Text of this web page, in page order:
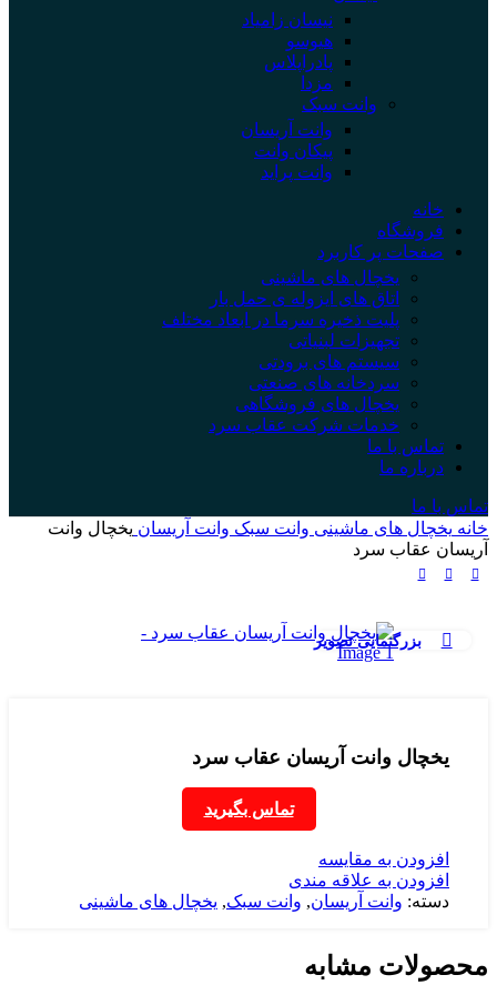
نیسان زامیاد
هیوسو
پادراپلاس
مزدا
وانت سبک
وانت آریسان
پیکان وانت
وانت پراید
خانه
فروشگاه
صفحات پر کاربرد
یخچال های ماشینی
اتاق های ایزوله ی حمل بار
پلیت ذخیره سرما در ابعاد مختلف
تجهیزات لبنیاتی
سیستم های برودتی
سردخانه های صنعتی
یخچال های فروشگاهی
خدمات شرکت عقاب سرد
تماس با ما
درباره ما
تماس با ما
خانه یخچال های ماشینی وانت سبک وانت آریسان یخچال وانت
آریسان عقاب سرد
بزرگنمایی تصویر
یخچال وانت آریسان عقاب سرد
تماس بگیرید
افزودن به مقایسه
افزودن به علاقه مندی
دسته: وانت آریسان, وانت سبک, یخچال های ماشینی
محصولات مشابه